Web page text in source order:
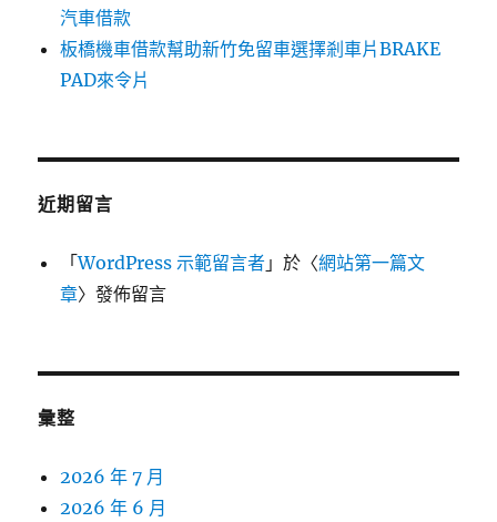
汽車借款
板橋機車借款幫助新竹免留車選擇剎車片BRAKE
PAD來令片
近期留言
「WordPress 示範留言者 」於〈網站第一篇文
章〉發佈留言
彙整
2026 年 7 月
2026 年 6 月